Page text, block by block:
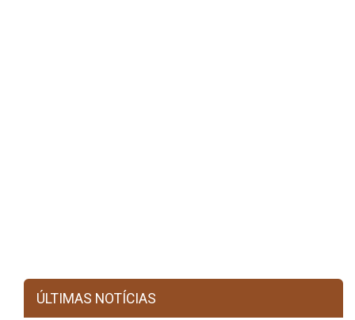
ÚLTIMAS NOTÍCIAS